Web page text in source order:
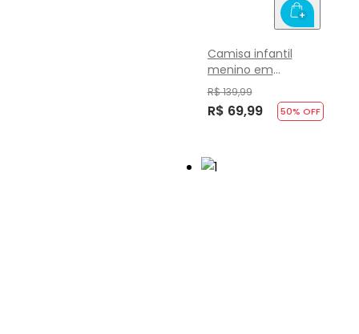
Camisa infantil
menino em
moletinho tricot
Mundi
R$ 139,99
R$ 69,99 50% OFF